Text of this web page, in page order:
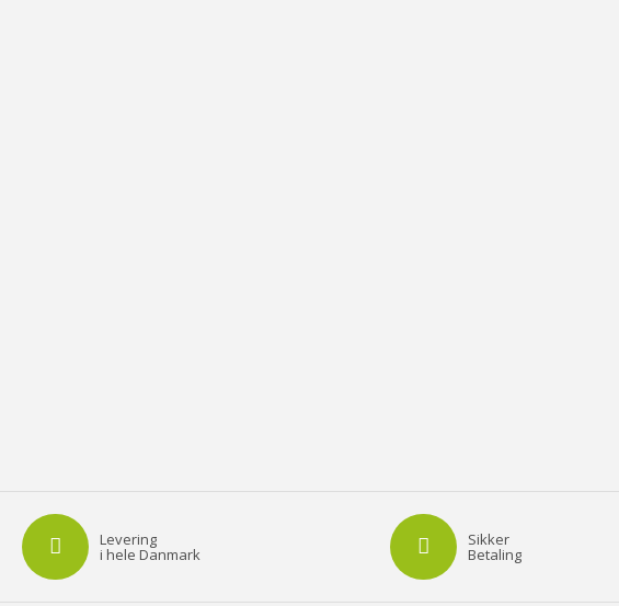
Levering
i hele Danmark
Sikker
Betaling